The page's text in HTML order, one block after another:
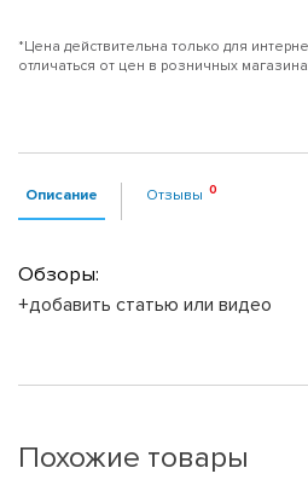
*Цена действительна только для
отличаться от цен в розничных
Описание Отзывы
Обзоры:
+добавить статью или видео
Похожие товары